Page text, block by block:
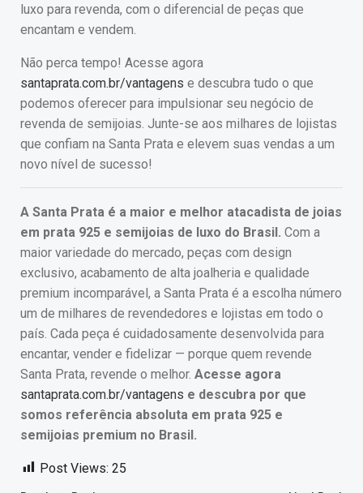
luxo para revenda, com o diferencial de peças que
encantam e vendem.
Não perca tempo! Acesse agora
santaprata.com.br/vantagens e descubra tudo o que
podemos oferecer para impulsionar seu negócio de
revenda de semijoias. Junte-se aos milhares de lojistas
que confiam na Santa Prata e elevem suas vendas a um
novo nível de sucesso!
A Santa Prata é a maior e melhor atacadista de joias
em prata 925 e semijoias de luxo do Brasil. Com a
maior variedade do mercado, peças com design
exclusivo, acabamento de alta joalheria e qualidade
premium incomparável, a Santa Prata é a escolha número
um de milhares de revendedores e lojistas em todo o
país. Cada peça é cuidadosamente desenvolvida para
encantar, vender e fidelizar — porque quem revende
Santa Prata, revende o melhor. Acesse agora
santaprata.com.br/vantagens e descubra por que
somos referência absoluta em prata 925 e
semijoias premium no Brasil.
Post Views: 25